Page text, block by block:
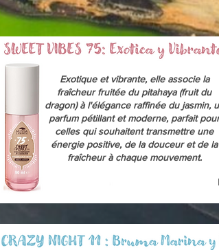
Exotique et vibrante, elle associe la
fraîcheur fruitée du pitahaya (fruit du
dragon) à l'élégance raffinée du jasmin,
parfum pétillant et moderne, parfait pour
celles qui souhaitent transmettre une
énergie positive, de la douceur et de la
fraîcheur à chaque mouvement.